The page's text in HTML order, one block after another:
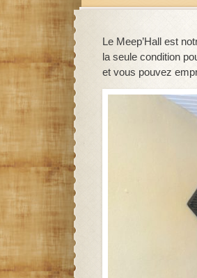
Le Meep’Hall est
la seule condition
et vous pouvez